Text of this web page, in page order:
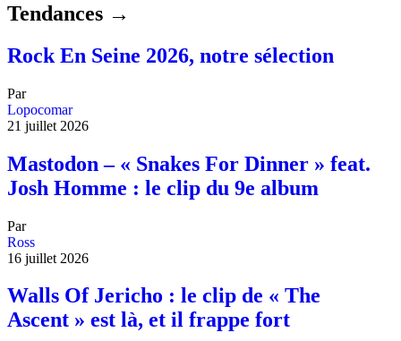
Tendances →
Rock En Seine 2026, notre sélection
Par
Lopocomar
21 juillet 2026
Mastodon – « Snakes For Dinner » feat.
Josh Homme : le clip du 9e album
Par
Ross
16 juillet 2026
Walls Of Jericho : le clip de « The
Ascent » est là, et il frappe fort